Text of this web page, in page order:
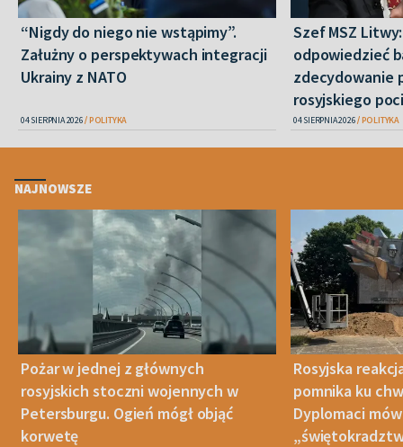
“Nigdy do niego nie wstąpimy”.
Załużny o perspektywach integracji
Ukrainy z NATO
04 SIERPNIA 2026 POLITYKA
Szef MSZ
odpowiedzieć
zdecydowanie
rosyjskiego
04 SIERPNIA 2026 POLITYKA
NAJNOWSZE
Pożar w jednej z głównych
rosyjskich stoczni wojennych w
Petersburgu. Ogień mógł objąć
korwetę
Rosyjska
pomnika ku
Dyplomaci